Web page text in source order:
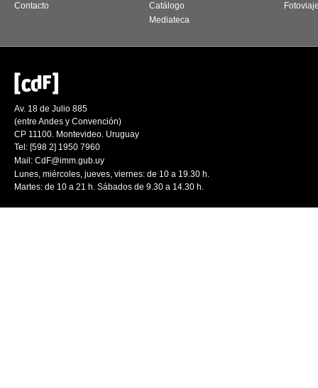
Contacto
Catálogo
Mediateca
Av. 18 de Julio 885
(entre Andes y Convención)
CP 11100. Montevideo. Uruguay
Tel: [598 2] 1950 7960
Mail: CdF@imm.gub.uy
Lunes, miércoles, jueves, viernes: de 10 a 19.30 h.
Martes: de 10 a 21 h. Sábados de 9.30 a 14.30 h.